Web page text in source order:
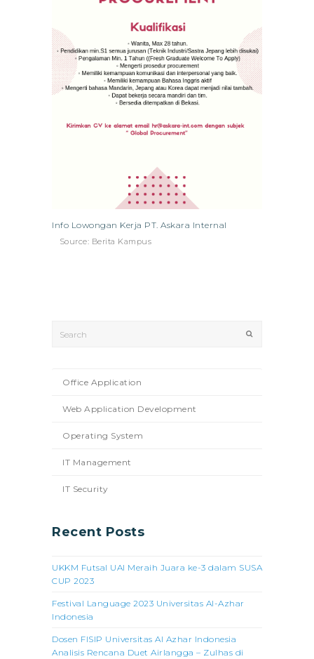
Info Lowongan Kerja PT. Askara Internal
Source: Berita Kampus
Office Application
Web Application Development
Operating System
IT Management
IT Security
Recent Posts
UKKM Futsal UAI Meraih Juara ke-3 dalam SUSA
CUP 2023
Festival Language 2023 Universitas Al-Azhar
Indonesia
Dosen FISIP Universitas Al Azhar Indonesia
Analisis Rencana Duet Airlangga – Zulhas di